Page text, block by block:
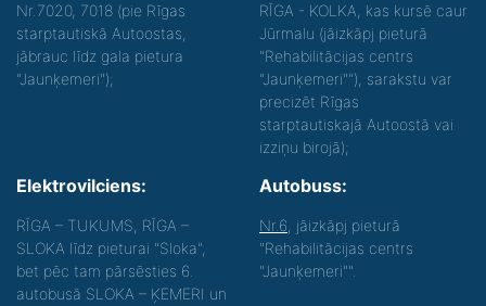
Nr.7020, 7018 (pie Rīgas
starptautiskā Autoostas,
jābrauc līdz gala pietura
"Jaunķemeri");
RĪGA - KOLKA, kas kursē caur
Jūrmalu (jāizkāpj pieturā
"Rehabilitācijas centrs
"Jaunķemeri""), sarakstu var
precizēt Rīgas
starptautiskajā Autoostā vai
izziņu birojā);
Elektrovilciens:
RĪGA – TUKUMS, RĪGA –
SLOKA līdz pieturai "Sloka",
bet pēc tam pārsēsties 6.
autobusā SLOKA – ĶEMERI un
Autobuss:
Nr.6 , jāizkāpj pieturā
"Rehabilitācijas centrs
"Jaunķemeri"".